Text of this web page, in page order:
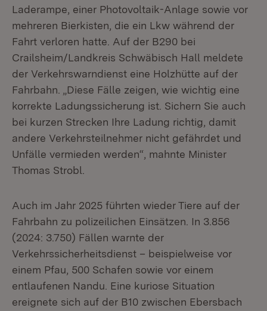
Laderampe, einer Photovoltaik-Anlage sowie vor
mehreren Bierkisten, die ein Lkw während der
Fahrt verloren hatte. Auf der B290 bei
Crailsheim/Landkreis Schwäbisch Hall meldete
der Verkehrswarndienst eine Holzhütte auf der
Fahrbahn. „Diese Fälle zeigen, wie wichtig eine
korrekte Ladungssicherung ist. Sichern Sie auch
bei kurzen Strecken Ihre Ladung richtig, damit
andere Verkehrsteilnehmer nicht gefährdet und
Unfälle vermieden werden“, mahnte Minister
Thomas Strobl.
Auch im Jahr 2025 führten wieder Tiere auf der
Fahrbahn zu polizeilichen Einsätzen. In 3.856
(2024: 3.750) Fällen warnte der
Verkehrssicherheitsdienst – beispielweise vor
einem Pfau, 500 Schafen sowie vor einem
entlaufenen Nandu. Eine kuriose Situation
ereignete sich auf der B10 zwischen Ebersbach